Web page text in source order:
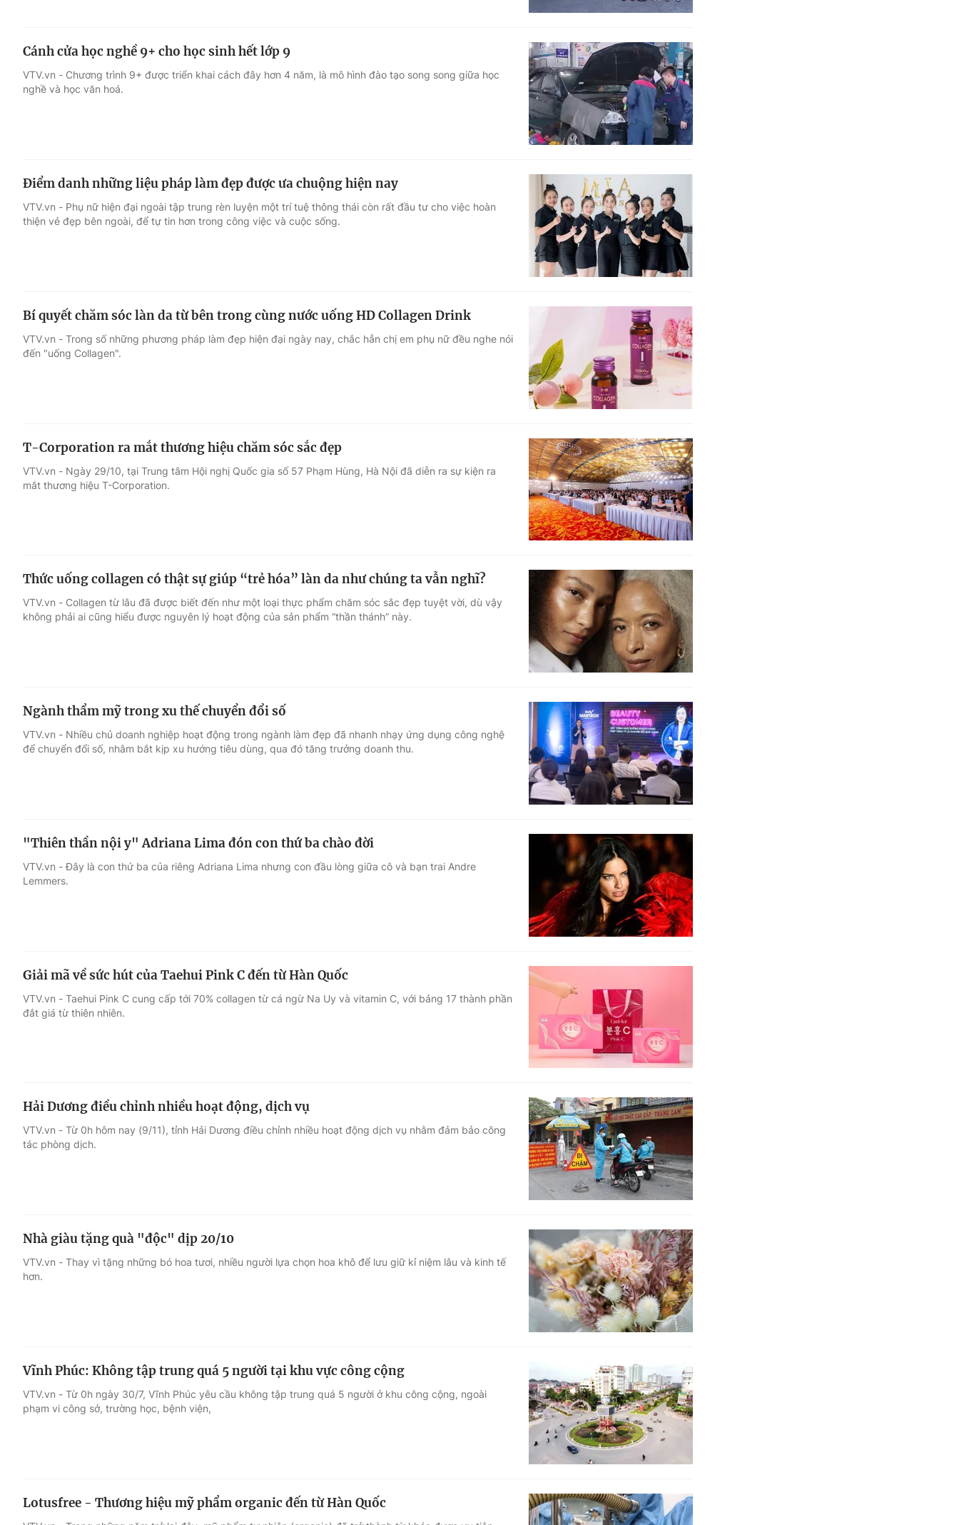
Cánh cửa học nghề 9+ cho học sinh hết lớp 9
VTV.vn - Chương trình 9+ được triển khai cách đây hơn 4 năm, là mô hình đào tạo song song giữa học
nghề và học văn hoá.
Điểm danh những liệu pháp làm đẹp được ưa chuộng hiện nay
VTV.vn - Phụ nữ hiện đại ngoài tập trung rèn luyện một trí tuệ thông thái còn rất đầu tư cho việc hoàn
thiện vẻ đẹp bên ngoài, để tự tin hơn trong công việc và cuộc sống.
Bí quyết chăm sóc làn da từ bên trong cùng nước uống HD Collagen Drink
VTV.vn - Trong số những phương pháp làm đẹp hiện đại ngày nay, chắc hẳn chị em phụ nữ đều nghe nói
đến "uống Collagen".
T-Corporation ra mắt thương hiệu chăm sóc sắc đẹp
VTV.vn - Ngày 29/10, tại Trung tâm Hội nghị Quốc gia số 57 Phạm Hùng, Hà Nội đã diễn ra sự kiện ra
mắt thương hiệu T-Corporation.
Thức uống collagen có thật sự giúp “trẻ hóa” làn da như chúng ta vẫn nghĩ?
VTV.vn - Collagen từ lâu đã được biết đến như một loại thực phẩm chăm sóc sắc đẹp tuyệt vời, dù vậy
không phải ai cũng hiểu được nguyên lý hoạt động của sản phẩm “thần thánh” này.
Ngành thẩm mỹ trong xu thế chuyển đổi số
VTV.vn - Nhiều chủ doanh nghiệp hoạt động trong ngành làm đẹp đã nhanh nhạy ứng dụng công nghệ
để chuyển đổi số, nhằm bắt kịp xu hướng tiêu dùng, qua đó tăng trưởng doanh thu.
"Thiên thần nội y" Adriana Lima đón con thứ ba chào đời
VTV.vn - Đây là con thứ ba của riêng Adriana Lima nhưng con đầu lòng giữa cô và bạn trai Andre
Lemmers.
Giải mã về sức hút của Taehui Pink C đến từ Hàn Quốc
VTV.vn - Taehui Pink C cung cấp tới 70% collagen từ cá ngừ Na Uy và vitamin C, với bảng 17 thành phần
đắt giá từ thiên nhiên.
Hải Dương điều chỉnh nhiều hoạt động, dịch vụ
VTV.vn - Từ 0h hôm nay (9/11), tỉnh Hải Dương điều chỉnh nhiều hoạt động dịch vụ nhằm đảm bảo công
tác phòng dịch.
Nhà giàu tặng quà "độc" dịp 20/10
VTV.vn - Thay vì tặng những bó hoa tươi, nhiều người lựa chọn hoa khô để lưu giữ kỉ niệm lâu và kinh tế
hơn.
Vĩnh Phúc: Không tập trung quá 5 người tại khu vực công cộng
VTV.vn - Từ 0h ngày 30/7, Vĩnh Phúc yêu cầu không tập trung quá 5 người ở khu công cộng, ngoài
phạm vi công sở, trường học, bệnh viện,
Lotusfree - Thương hiệu mỹ phẩm organic đến từ Hàn Quốc